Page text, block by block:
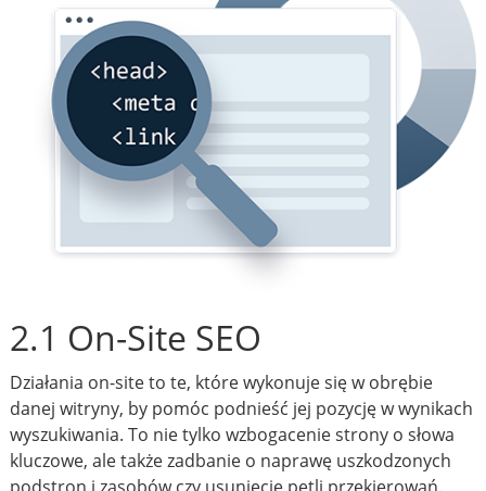
2.1 On-Site SEO
Działania on-site to te, które wykonuje się w obrębie
danej witryny, by pomóc podnieść jej pozycję w wynikach
wyszukiwania. To nie tylko wzbogacenie strony o słowa
kluczowe, ale także zadbanie o naprawę uszkodzonych
podstron i zasobów czy usunięcie pętli przekierowań.